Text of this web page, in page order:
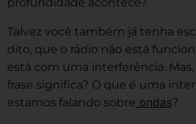
Talvez você também já tenha
dito, que o rádio não está
está com uma interferência.
frase significa? O que é uma
estamos falando sobre ondas?